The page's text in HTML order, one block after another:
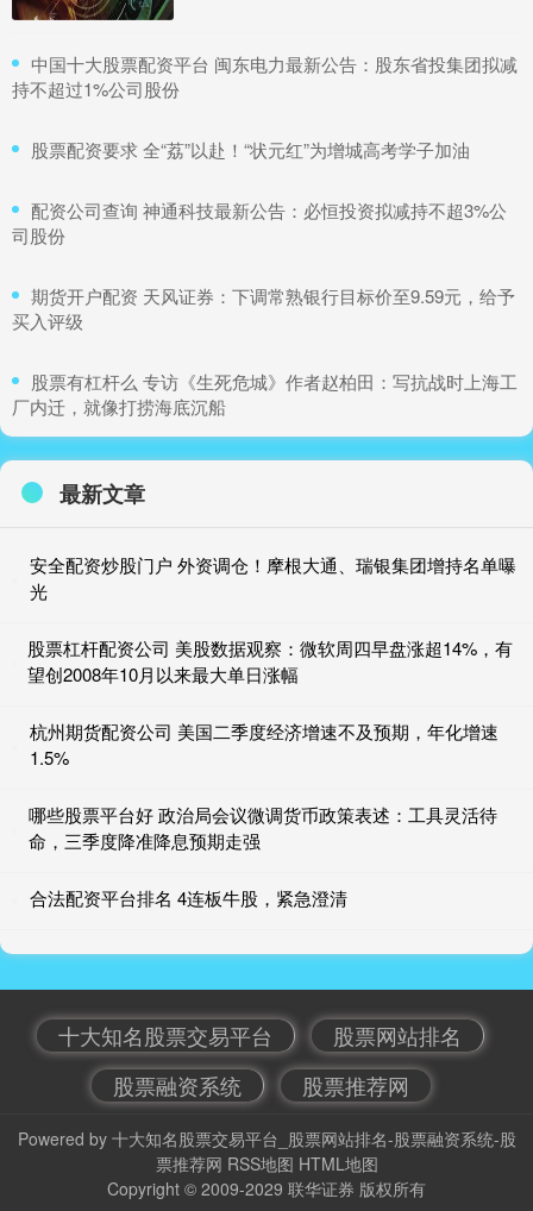
​中国十大股票配资平台 闽东电力最新公告：股东省投集团拟减
持不超过1%公司股份
​股票配资要求 全“荔”以赴！“状元红”为增城高考学子加油
​配资公司查询 神通科技最新公告：必恒投资拟减持不超3%公
司股份
​期货开户配资 天风证券：下调常熟银行目标价至9.59元，给予
买入评级
​股票有杠杆么 专访《生死危城》作者赵柏田：写抗战时上海工
厂内迁，就像打捞海底沉船
最新文章
安全配资炒股门户 外资调仓！摩根大通、瑞银集团增持名单曝
光
股票杠杆配资公司 美股数据观察：微软周四早盘涨超14%，有
望创2008年10月以来最大单日涨幅
杭州期货配资公司 美国二季度经济增速不及预期，年化增速
1.5%
哪些股票平台好 政治局会议微调货币政策表述：工具灵活待
命，三季度降准降息预期走强
合法配资平台排名 4连板牛股，紧急澄清
十大知名股票交易平台
股票网站排名
股票融资系统
股票推荐网
Powered by 十大知名股票交易平台_股票网站排名-股票融资系统-股
票推荐网 RSS地图 HTML地图
Copyright © 2009-2029 联华证券 版权所有